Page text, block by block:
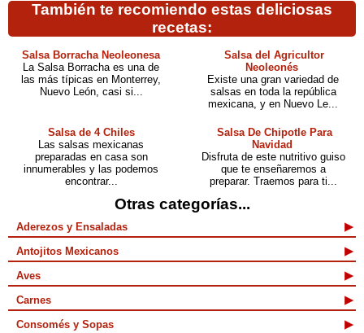
También te recomiendo estas deliciosas
recetas:
Salsa Borracha Neoleonesa
La Salsa Borracha es una de
las más típicas en Monterrey,
Nuevo León, casi si...
Salsa del Agricultor
Neoleonés
Existe una gran variedad de
salsas en toda la república
mexicana, y en Nuevo Le...
Salsa de 4 Chiles
Las salsas mexicanas
preparadas en casa son
innumerables y las podemos
encontrar...
Salsa De Chipotle Para
Navidad
Disfruta de este nutritivo guiso
que te enseñaremos a
preparar. Traemos para ti...
Otras categorías...
Aderezos y Ensaladas
Antojitos Mexicanos
Aves
Carnes
Consomés y Sopas